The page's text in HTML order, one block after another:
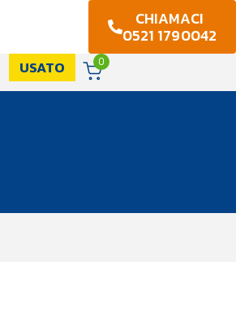
CHIAMACI
0521 1790042
USATO 0